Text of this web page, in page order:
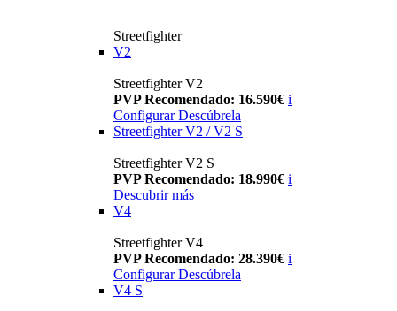
Streetfighter
V2
Streetfighter V2
PVP Recomendado: 16.590€ i
Configurar Descúbrela
Streetfighter V2 / V2 S
Streetfighter V2 S
PVP Recomendado: 18.990€ i
Descubrir más
V4
Streetfighter V4
PVP Recomendado: 28.390€ i
Configurar Descúbrela
V4 S